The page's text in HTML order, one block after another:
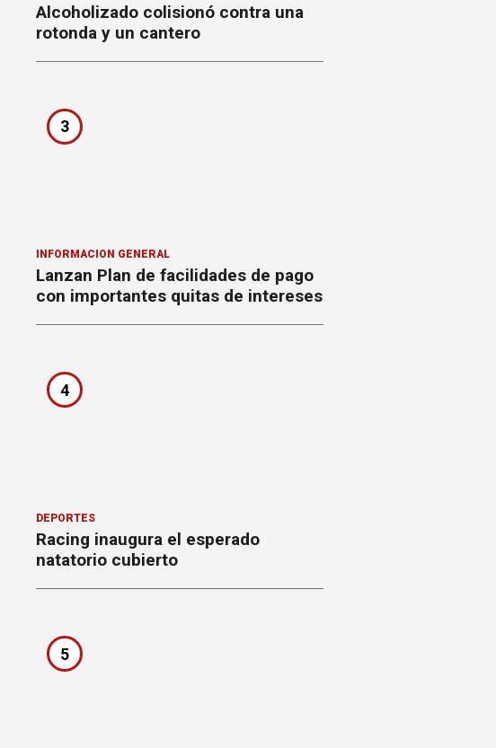
Alcoholizado colisionó contra una
rotonda y un cantero
3
INFORMACION GENERAL
Lanzan Plan de facilidades de pago
con importantes quitas de intereses
4
DEPORTES
Racing inaugura el esperado
natatorio cubierto
5